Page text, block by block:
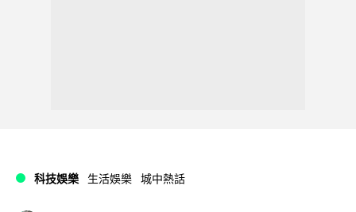
科技娛樂 生活娛樂 城中熱話